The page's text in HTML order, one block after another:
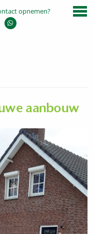
opnemen?
aanbouw